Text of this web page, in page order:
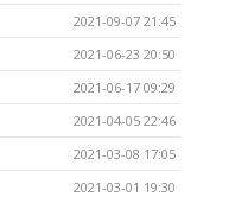
2021-09-07 21:45
2021-06-23 20:50
2021-06-17 09:29
2021-04-05 22:46
2021-03-08 17:05
2021-03-01 19:30